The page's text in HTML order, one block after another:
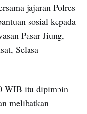
jajaran Polres
sosial kepada
Pasar Jiung,
Selasa
WIB itu dipimpin
melibatkan